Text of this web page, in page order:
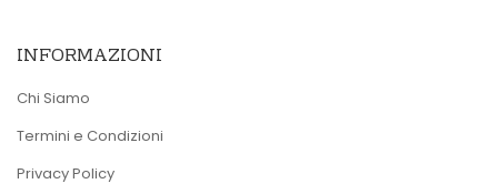
INFORMAZIONI
Chi Siamo
Termini e Condizioni
Privacy Policy